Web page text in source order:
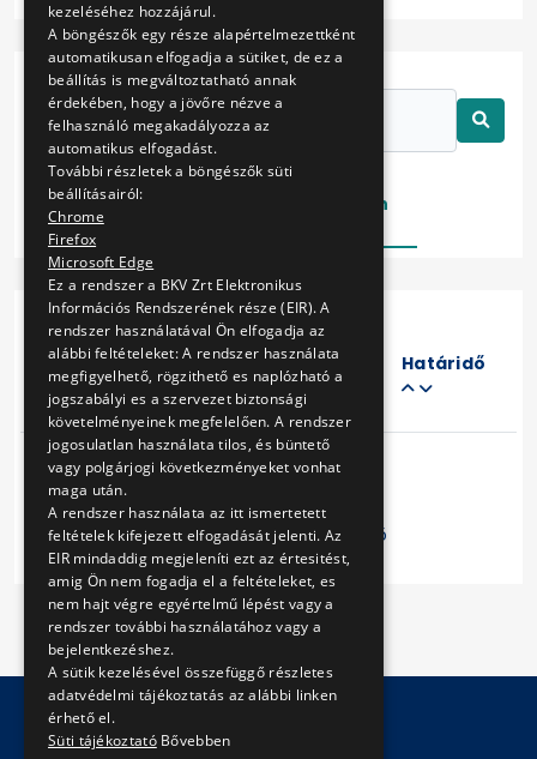
Folyamatban
Cím
Eljárás
száma
Határidő
Előző 1 Következő
kezeléséhez hozzájárul.
A böngészők egy része alapértelmezettként
automatikusan elfogadja a sütiket, de ez a
beállítás is megváltoztatható annak
érdekében, hogy a jövőre nézve a
felhasználó megakadályozza az
automatikus elfogadást.
További részletek a böngészők süti
beállításairól:
Chrome
Firefox
Microsoft Edge
Ez a rendszer a BKV Zrt Elektronikus
Információs Rendszerének része (EIR). A
rendszer használatával Ön elfogadja az
alábbi feltételeket: A rendszer használata
megfigyelhető, rögzithető es naplózható a
jogszabályi es a szervezet biztonsági
követelményeinek megfelelően. A rendszer
jogosulatlan használata tilos, és büntető
vagy polgárjogi következményeket vonhat
maga után.
A rendszer használata az itt ismertetett
feltételek kifejezett elfogadását jelenti. Az
EIR mindaddig megjeleníti ezt az értesitést,
amig Ön nem fogadja el a feltételeket, es
nem hajt végre egyértelmű lépést vagy a
rendszer további használatához vagy a
bejelentkezéshez.
A sütik kezelésével összefüggő részletes
adatvédelmi tájékoztatás az alábbi linken
érhető el.
Süti tájékoztató Bővebben